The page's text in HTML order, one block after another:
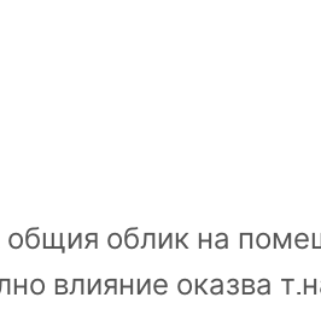
облик на
влияние оказва